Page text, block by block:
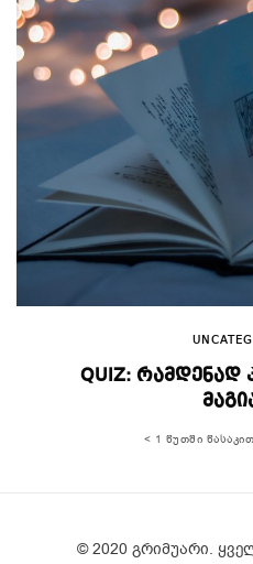
QUIZ: ᲠᲐᲛᲓᲔᲜᲐᲓ
< 1 ᲬᲣᲗᲨᲘ
© 2020 გრიმუარი.